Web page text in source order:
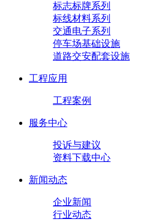
标志标牌系列
标线材料系列
交通电子系列
停车场基础设施
道路交安配套设施
工程应用
工程案例
服务中心
投诉与建议
资料下载中心
新闻动态
企业新闻
行业动态